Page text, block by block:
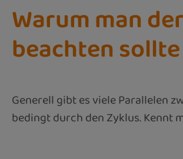
Warum man
beachten sollte
Generell gibt es viele Parallelen
bedingt durch den Zyklus. Kennt